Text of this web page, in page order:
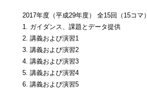
2017年度（平成29年度） 全15回（15コマ）
1. ガイダンス、課題とデータ提供
2. 講義および演習1
3. 講義および演習2
4. 講義および演習3
5. 講義および演習4
6. 講義および演習5